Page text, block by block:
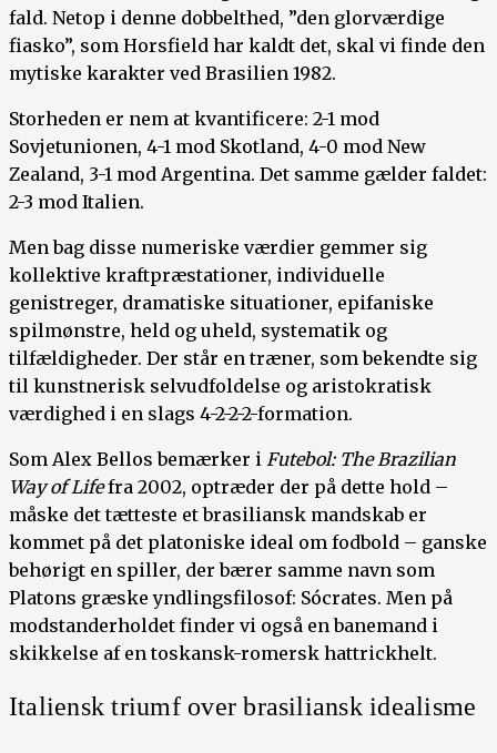
fald. Netop i denne dobbelthed, ”den glorværdige
fiasko”, som Horsfield har kaldt det, skal vi finde den
mytiske karakter ved Brasilien 1982.
Storheden er nem at kvantificere: 2-1 mod
Sovjetunionen, 4-1 mod Skotland, 4-0 mod New
Zealand, 3-1 mod Argentina. Det samme gælder faldet:
2-3 mod Italien.
Men bag disse numeriske værdier gemmer sig
kollektive kraftpræstationer, individuelle
genistreger, dramatiske situationer, epifaniske
spilmønstre, held og uheld, systematik og
tilfældigheder. Der står en træner, som bekendte sig
til kunstnerisk selvudfoldelse og aristokratisk
værdighed i en slags 4-2-2-2-formation.
Som Alex Bellos bemærker i Futebol: The Brazilian
Way of Lifefra 2002, optræder der på dette hold –
måske det tætteste et brasiliansk mandskab er
kommet på det platoniske ideal om fodbold – ganske
behørigt en spiller, der bærer samme navn som
Platons græske yndlingsfilosof: Sócrates. Men på
modstanderholdet finder vi også en banemand i
skikkelse af en toskansk-romersk hattrickhelt.
Italiensk triumf over brasiliansk idealisme